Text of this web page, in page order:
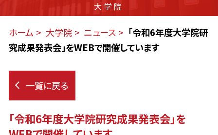
大学院
ホーム 大学院 ニュース
「令和6年度大学院研
究成果発表会」をWEBで開催しています
一覧に戻る
「令和6年度大学院研究成果発表会」を